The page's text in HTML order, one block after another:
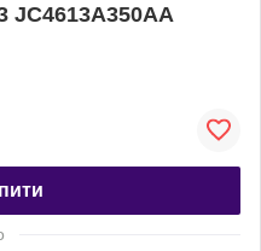
JC4613A350AA